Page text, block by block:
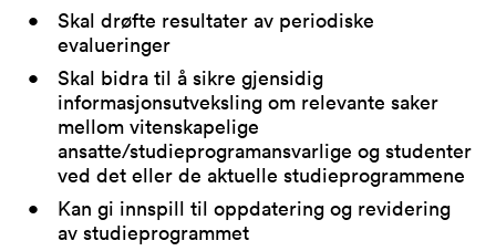
Skal drøfte resultater av periodiske
evalueringer
Skal bidra til å sikre gjensidig
informasjonsutveksling om relevante saker
mellom vitenskapelige
ansatte/studieprogramansvarlige og studenter
ved det eller de aktuelle studieprogrammene
Kan gi innspill til oppdatering og revidering
av studieprogrammet